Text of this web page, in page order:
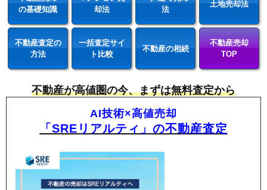
の基礎知識
却法
法
土地売却法
不動産査定の
方法
一括査定サイ
ト比較
不動産の相続
不動産売却
TOP
不動産が高値圏の今、まずは無料査定から
AI技術×高値売却
「SREリアルティ」の不動産査定